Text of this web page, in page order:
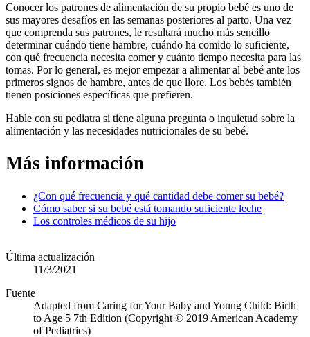
Conocer los patrones de alimentación de su propio bebé es uno de
sus mayores desafíos en las semanas posteriores al parto. Una vez
que comprenda sus patrones, le resultará mucho más sencillo
determinar cuándo tiene hambre, cuándo ha comido lo suficiente,
con qué frecuencia necesita comer y cuánto tiempo necesita para las
tomas. Por lo general, es mejor empezar a alimentar al bebé ante los
primeros signos de hambre, antes de que llore. Los bebés también
tienen posiciones específicas que prefieren.
Hable con su pediatra si tiene alguna pregunta o inquietud sobre la
alimentación y las necesidades nutricionales de su bebé.
Más información
¿Con qué frecuencia y qué cantidad debe comer su bebé?
Cómo saber si su bebé está tomando suficiente leche
Los controles médicos de su hijo
Última actualización
11/3/2021
Fuente
Adapted from Caring for Your Baby and Young Child: Birth
to Age 5 7th Edition (Copyright © 2019 American Academy
of Pediatrics)